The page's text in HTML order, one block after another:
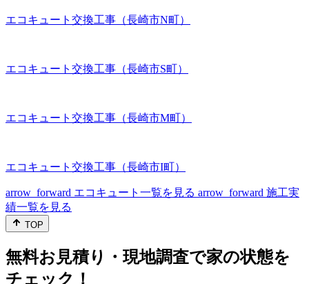
エコキュート交換工事（長崎市N町）
エコキュート交換工事（長崎市S町）
エコキュート交換工事（長崎市M町）
エコキュート交換工事（長崎市I町）
arrow_forward エコキュート一覧を見る arrow_forward 施工実
績一覧を見る
TOP
無料お見積り・現地調査で家の状態を
チェック！